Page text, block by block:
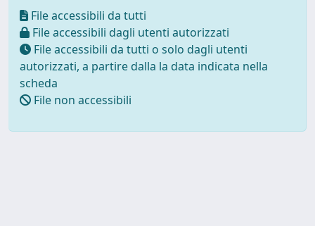
File accessibili da tutti
File accessibili dagli utenti autorizzati
File accessibili da tutti o solo dagli utenti
autorizzati, a partire dalla la data indicata nella
scheda
File non accessibili